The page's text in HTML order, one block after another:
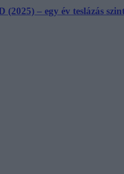
– egy év teslázás